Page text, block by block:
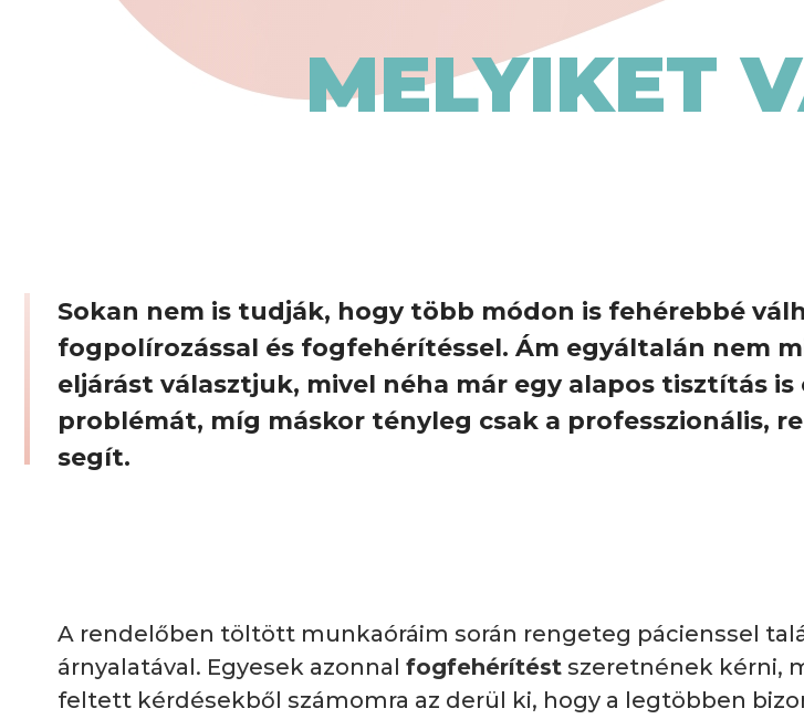
MELYIKET
Sokan nem is tudják, hogy több módon is fehérebbé
fogpolírozással és fogfehérítéssel. Ám egyáltalán nem
eljárást választjuk, mivel néha már egy alapos tisztítás is
problémát, míg máskor tényleg csak a professzionális,
segít.
A rendelőben töltött munkaóráim során rengeteg pácienssel
árnyalatával. Egyesek azonnal fogfehérítést szeretnének kérni,
feltett kérdésekből számomra az derül ki, hogy a legtöbben